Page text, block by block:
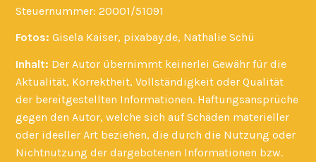
Steuernummer: 20001/51091
Fotos:Gisela Kaiser, pixabay.de, Nathalie Schü
Inhalt: Der Autor übernimmt keinerlei Gewähr für die
Aktualität, Korrektheit, Vollständigkeit oder Qualität
der bereitgestellten Informationen. Haftungsansprüche
gegen den Autor, welche sich auf Schäden materieller
oder ideeller Art beziehen, die durch die Nutzung oder
Nichtnutzung der dargebotenen Informationen bzw.